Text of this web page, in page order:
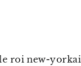
roi new-